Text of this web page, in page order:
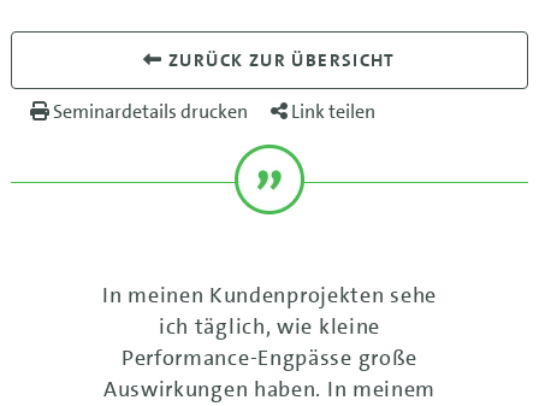
ZURÜCK ZUR ÜBERSICHT
Seminardetails drucken Link teilen
In meinen Kundenprojekten sehe
ich täglich, wie kleine
Performance-Engpässe große
Auswirkungen haben. In meinem